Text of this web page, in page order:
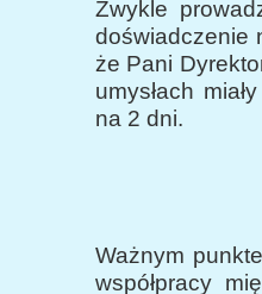
Zwykle
doświadczenie
że Pani
umysłach
na 2 dni.
Ważnym
współpracy